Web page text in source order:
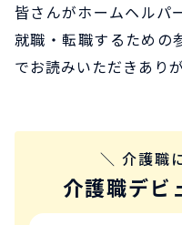
皆さんがホームヘルパ
就職・転職するための
でお読みいただきあり
＼ 介護職
介護職デビ